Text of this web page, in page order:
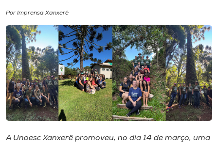
I.nova
Diplomados
Cultura
CPA
Por Imprensa Xanxerê
A Unoesc Xanxerê promoveu, no dia 14 de março, uma